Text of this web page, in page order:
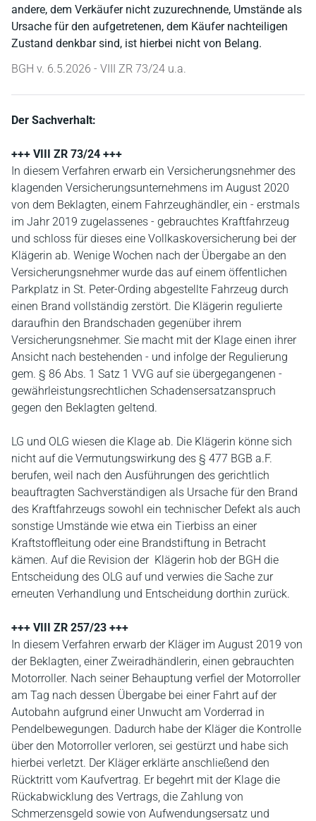
andere, dem Verkäufer nicht zuzurechnende, Umstände als
Ursache für den aufgetretenen, dem Käufer nachteiligen
Zustand denkbar sind, ist hierbei nicht von Belang.
BGH v. 6.5.2026 - VIII ZR 73/24 u.a.
Der Sachverhalt:
+++ VIII ZR 73/24 +++
In diesem Verfahren erwarb ein Versicherungsnehmer des
klagenden Versicherungsunternehmens im August 2020
von dem Beklagten, einem Fahrzeughändler, ein - erstmals
im Jahr 2019 zugelassenes - gebrauchtes Kraftfahrzeug
und schloss für dieses eine Vollkaskoversicherung bei der
Klägerin ab. Wenige Wochen nach der Übergabe an den
Versicherungsnehmer wurde das auf einem öffentlichen
Parkplatz in St. Peter-Ording abgestellte Fahrzeug durch
einen Brand vollständig zerstört. Die Klägerin regulierte
daraufhin den Brandschaden gegenüber ihrem
Versicherungsnehmer. Sie macht mit der Klage einen ihrer
Ansicht nach bestehenden - und infolge der Regulierung
gem. § 86 Abs. 1 Satz 1 VVG auf sie übergegangenen -
gewährleistungsrechtlichen Schadensersatzanspruch
gegen den Beklagten geltend.
LG und OLG wiesen die Klage ab. Die Klägerin könne sich
nicht auf die Vermutungswirkung des § 477 BGB a.F.
berufen, weil nach den Ausführungen des gerichtlich
beauftragten Sachverständigen als Ursache für den Brand
des Kraftfahrzeugs sowohl ein technischer Defekt als auch
sonstige Umstände wie etwa ein Tierbiss an einer
Kraftstoffleitung oder eine Brandstiftung in Betracht
kämen. Auf die Revision der Klägerin hob der BGH die
Entscheidung des OLG auf und verwies die Sache zur
erneuten Verhandlung und Entscheidung dorthin zurück.
+++ VIII ZR 257/23 +++
In diesem Verfahren erwarb der Kläger im August 2019 von
der Beklagten, einer Zweiradhändlerin, einen gebrauchten
Motorroller. Nach seiner Behauptung verfiel der Motorroller
am Tag nach dessen Übergabe bei einer Fahrt auf der
Autobahn aufgrund einer Unwucht am Vorderrad in
Pendelbewegungen. Dadurch habe der Kläger die Kontrolle
über den Motorroller verloren, sei gestürzt und habe sich
hierbei verletzt. Der Kläger erklärte anschließend den
Rücktritt vom Kaufvertrag. Er begehrt mit der Klage die
Rückabwicklung des Vertrags, die Zahlung von
Schmerzensgeld sowie von Aufwendungsersatz und